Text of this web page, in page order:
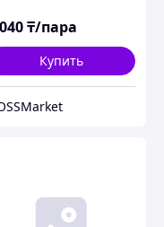
₸/пара
Купить